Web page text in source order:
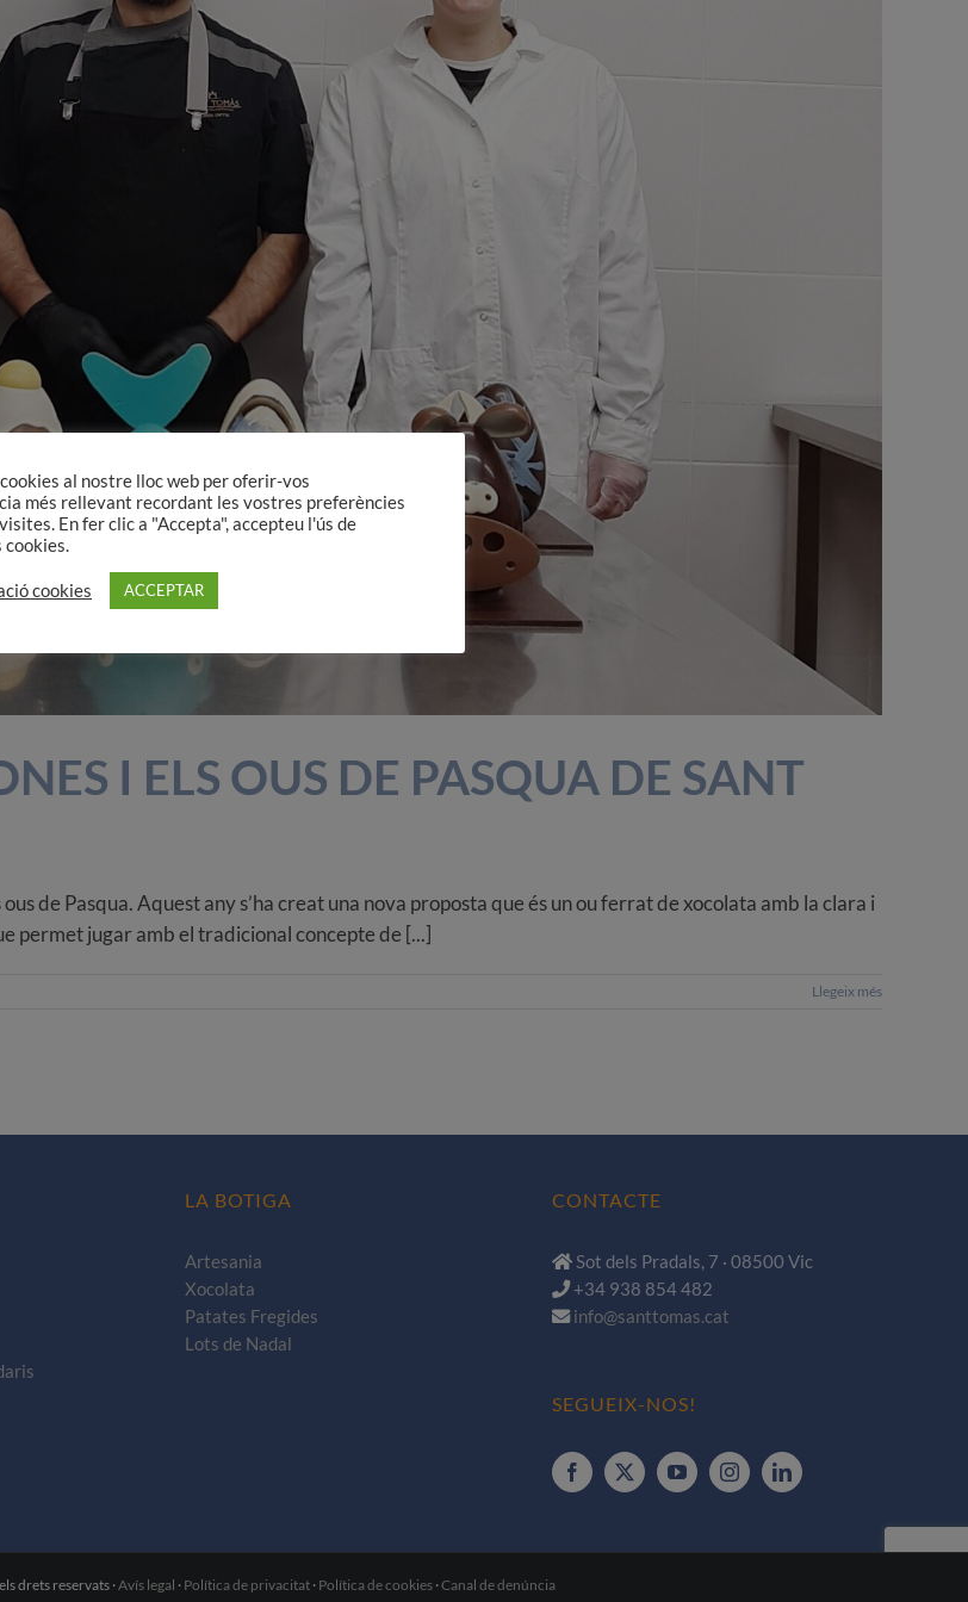
I ELS OUS DE PASQUA DE SANT
de Pasqua. Aquest any s’ha creat una nova proposta que és un ou ferrat de xocolata amb la clara i
permet jugar amb el tradicional concepte de [...]
Llegeix més
LA BOTIGA
Artesania
Xocolata
Patates Fregides
Lots de Nadal
CONTACTE
Sot dels Pradals, 7 · 08500 Vic
+34 938 854 482
info@santtomas.cat
SEGUEIX-NOS!
drets reservats ·Avís legal · Política de privacitat· Política de cookies·Canal de denúncia
al nostre lloc web per oferir-vos
més rellevant recordant les vostres preferències
En fer clic a "Accepta", accepteu l'ús de
cookies.
cookies ACCEPTAR